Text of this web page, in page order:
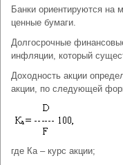
Банки ориентируются на
ценные бумаги.
Долгосрочные
инфляции, который
Доходность акции
акции, по следующей
где Ка – курс акции;